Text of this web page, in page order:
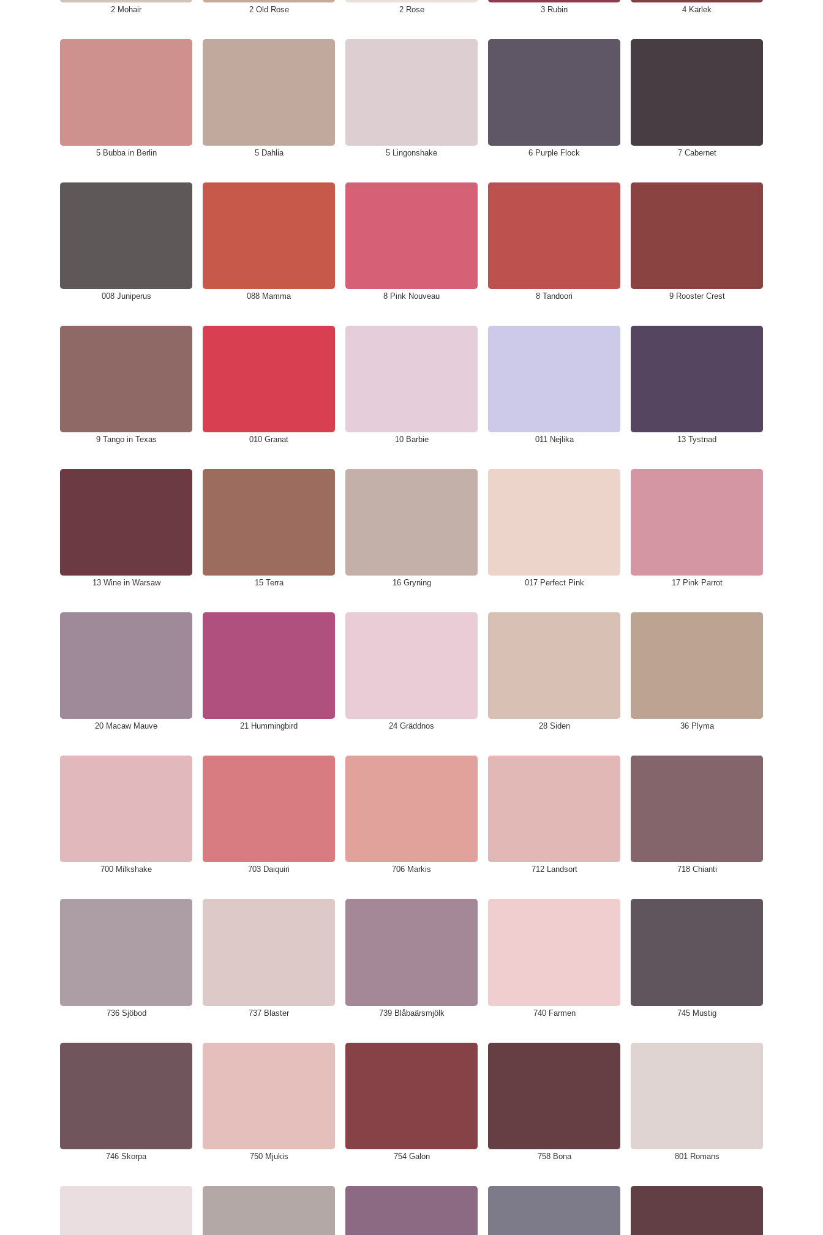
2 Mohair 2 Old Rose 2 Rose 3 Rubin 4 Kärlek
5 Bubba in Berlin 5 Dahlia 5 Lingonshake 6 Purple Flock 7 Cabernet
008 Juniperus 088 Mamma 8 Pink Nouveau 8 Tandoori 9 Rooster Crest
9 Tango in Texas 010 Granat 10 Barbie 011 Nejlika 13 Tystnad
13 Wine in Warsaw 15 Terra 16 Gryning 017 Perfect Pink 17 Pink Parrot
20 Macaw Mauve 21 Hummingbird 24 Gräddnos 28 Siden 36 Plyma
700 Milkshake 703 Daiquiri 706 Markis 712 Landsort 718 Chianti
736 Sjöbod 737 Blaster 739 Blåbaärsmjölk 740 Farmen 745 Mustig
746 Skorpa 750 Mjukis 754 Galon 758 Bona 801 Romans
Handla för 8000 kr, vid ett köptillfälle, och få